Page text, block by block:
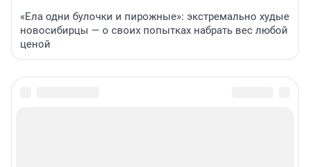
«Ела одни булочки и пирожные»: экстремально худые
новосибирцы — о своих попытках набрать вес любой
ценой